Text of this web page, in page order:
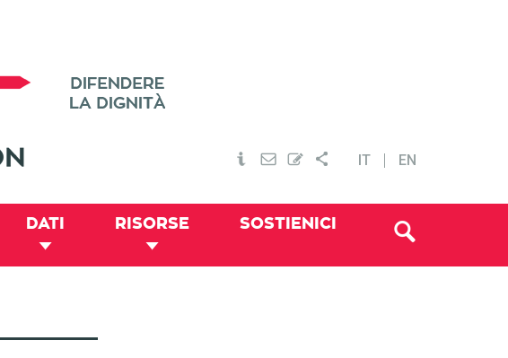
IT EN
DATI RISORSE SOSTIENICI